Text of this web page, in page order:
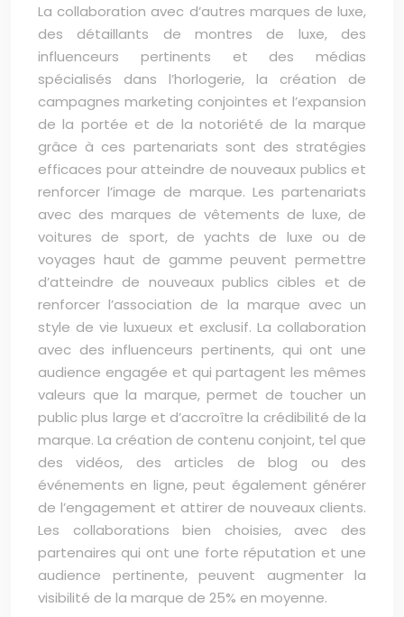
La collaboration avec d’autres marques de luxe,
des détaillants de montres de luxe, des
influenceurs pertinents et des médias
spécialisés dans l’horlogerie, la création de
campagnes marketing conjointes et l’expansion
de la portée et de la notoriété de la marque
grâce à ces partenariats sont des stratégies
efficaces pour atteindre de nouveaux publics et
renforcer l’image de marque. Les partenariats
avec des marques de vêtements de luxe, de
voitures de sport, de yachts de luxe ou de
voyages haut de gamme peuvent permettre
d’atteindre de nouveaux publics cibles et de
renforcer l’association de la marque avec un
style de vie luxueux et exclusif. La collaboration
avec des influenceurs pertinents, qui ont une
audience engagée et qui partagent les mêmes
valeurs que la marque, permet de toucher un
public plus large et d’accroître la crédibilité de la
marque. La création de contenu conjoint, tel que
des vidéos, des articles de blog ou des
événements en ligne, peut également générer
de l’engagement et attirer de nouveaux clients.
Les collaborations bien choisies, avec des
partenaires qui ont une forte réputation et une
audience pertinente, peuvent augmenter la
visibilité de la marque de 25% en moyenne.